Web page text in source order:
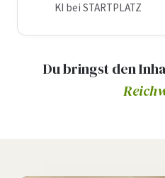
KI bei STARTPLATZ
Du bringst den